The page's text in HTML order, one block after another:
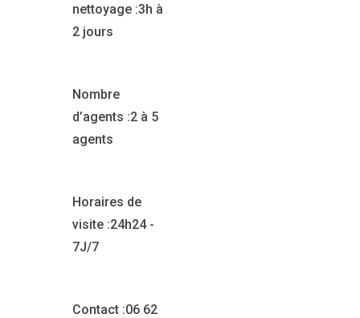
nettoyage :3h à
2 jours
Nombre
d’agents :2 à 5
agents
Horaires de
visite :24h24 -
7J/7
Contact :06 62